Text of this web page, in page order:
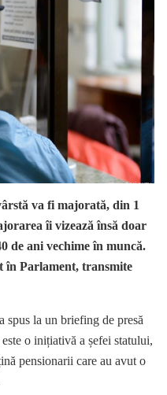
va fi majorată, din 1
îi vizează însă doar
de ani vechime în muncă.
în Parlament, transmite
la un briefing de presă
o inițiativă a șefei statului,
pensionarii care au avut o